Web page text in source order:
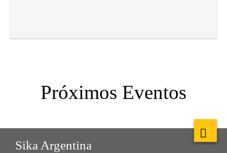
Próximos Eventos
Sika Argentina